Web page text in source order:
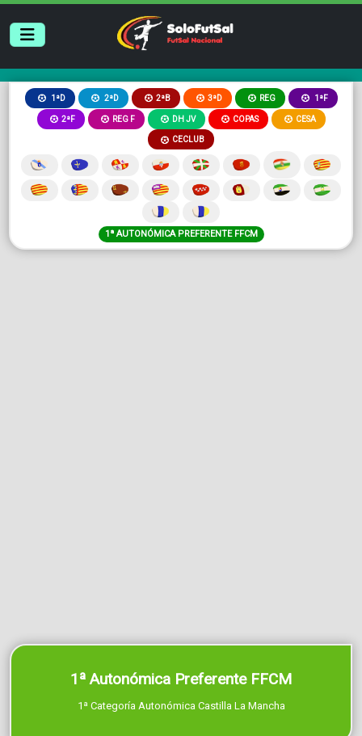
1ªD 2ªD 2ªB 3ªD REG 1ªF
2ªF REG F DH JV COPAS CESA
CECLUB
1ª AUTONÓMICA PREFERENTE FFCM
1ª Autonómica Preferente FFCM
1ª Categoría Autonómica Castilla La Mancha